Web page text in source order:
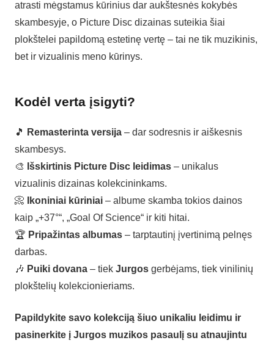
atrasti mėgstamus kūrinius dar aukštesnės kokybės
skambesyje, o Picture Disc dizainas suteikia šiai
plokštelei papildomą estetinę vertę – tai ne tik muzikinis,
bet ir vizualinis meno kūrinys.
Kodėl verta įsigyti?
🎵 Remasterinta versija – dar sodresnis ir aiškesnis
skambesys.
🎨 Išskirtinis Picture Disc leidimas – unikalus
vizualinis dizainas kolekcininkams.
📀
Ikoniniai kūriniai – albume skamba tokios dainos
kaip „+37°“, „Goal Of Science“ ir kiti hitai.
🏆 Pripažintas albumas – tarptautinį įvertinimą pelnęs
darbas.
🎶 Puiki dovana – tiek Jurgos gerbėjams, tiek vinilinių
plokštelių kolekcionieriams.
Papildykite savo kolekciją šiuo unikaliu leidimu ir
pasinerkite į Jurgos muzikos pasaulį su atnaujintu